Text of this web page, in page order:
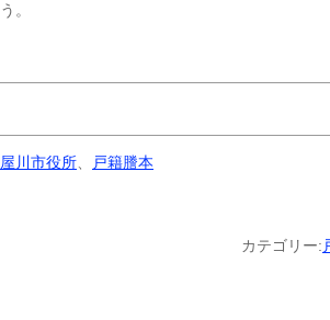
。
川市役所、 戸籍謄本
カテゴリー: